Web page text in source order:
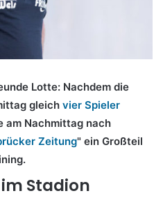
Lotte: Nachdem die
gleich vier Spieler
am Nachmittag nach
Zeitung" ein Großteil
Stadion